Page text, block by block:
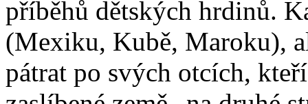
příběhů dětských hrdinů.
(Mexiku, Kubě, Maroku),
pátrat po svých otcích,